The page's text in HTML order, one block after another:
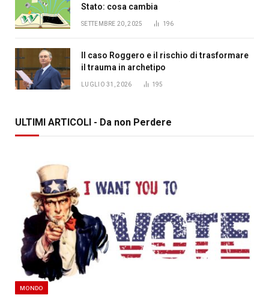
Stato: cosa cambia
SETTEMBRE 20, 2025 196
Il caso Roggero e il rischio di trasformare
il trauma in archetipo
LUGLIO 31, 2026 195
ULTIMI ARTICOLI - Da non Perdere
MONDO